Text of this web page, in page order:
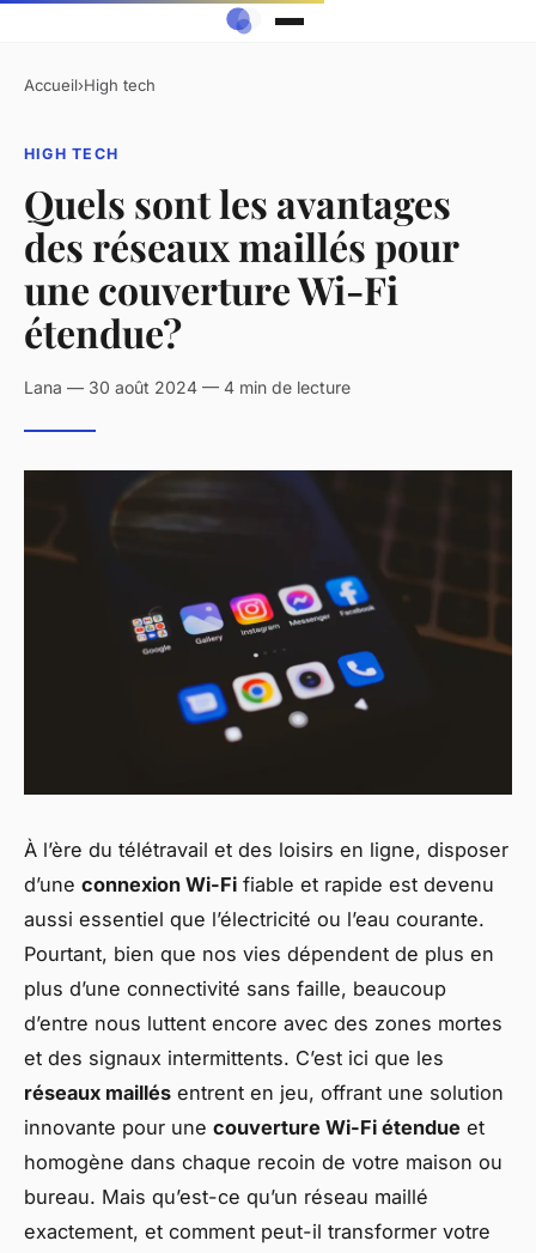
Accueil›High tech
HIGH TECH
Quels sont les avantages
des réseaux maillés pour
une couverture Wi-Fi
étendue?
Lana — 30 août 2024 — 4 min de lecture
À l’ère du télétravail et des loisirs en ligne, disposer
d’une connexion Wi-Fi fiable et rapide est devenu
aussi essentiel que l’électricité ou l’eau courante.
Pourtant, bien que nos vies dépendent de plus en
plus d’une connectivité sans faille, beaucoup
d’entre nous luttent encore avec des zones mortes
et des signaux intermittents. C’est ici que les
réseaux maillés entrent en jeu, offrant une solution
innovante pour une couverture Wi-Fi étendue et
homogène dans chaque recoin de votre maison ou
bureau. Mais qu’est-ce qu’un réseau maillé
exactement, et comment peut-il transformer votre